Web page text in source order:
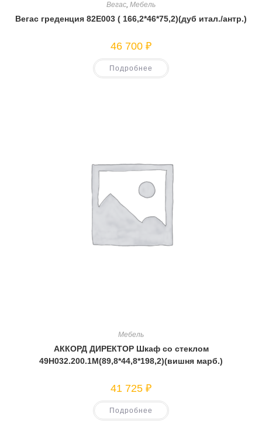
Вегас, Мебель
Вегас греденция 82Е003 ( 166,2*46*75,2)(дуб итал./антр.)
46 700 ₽
Подробнее
Мебель
АККОРД ДИРЕКТОР Шкаф со стеклом
49Н032.200.1М(89,8*44,8*198,2)(вишня марб.)
41 725 ₽
Подробнее